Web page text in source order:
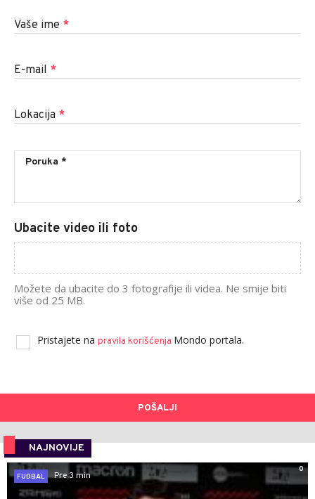
Vaše ime *
E-mail *
Lokacija *
Ubacite video ili foto
Možete da ubacite do 3 fotografije ili videa. Ne smije biti
više od 25 MB.
Pristajete na pravila korišćenja Mondo portala.
POŠALJI
NAJNOVIJE
0
FUDBAL
Pre 3 min